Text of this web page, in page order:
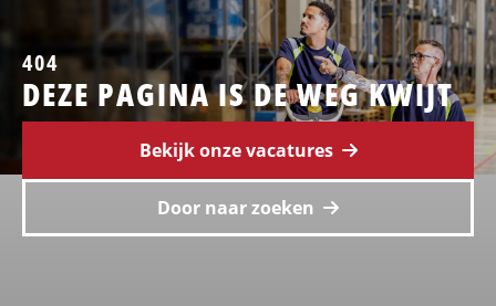
404
DEZE PAGINA IS DE WEG KWIJT
Bekijk onze vacatures
Door naar zoeken